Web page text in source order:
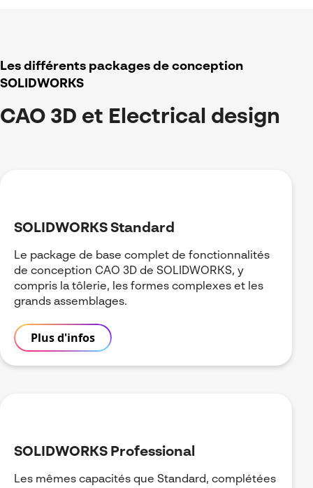
Les différents packages de conception
SOLIDWORKS
CAO 3D et Electrical design
SOLIDWORKS Standard
Le package de base complet de fonctionnalités
de conception CAO 3D de SOLIDWORKS, y
compris la tôlerie, les formes complexes et les
grands assemblages.
Plus d'infos
SOLIDWORKS Professional
Les mêmes capacités que Standard, complétées